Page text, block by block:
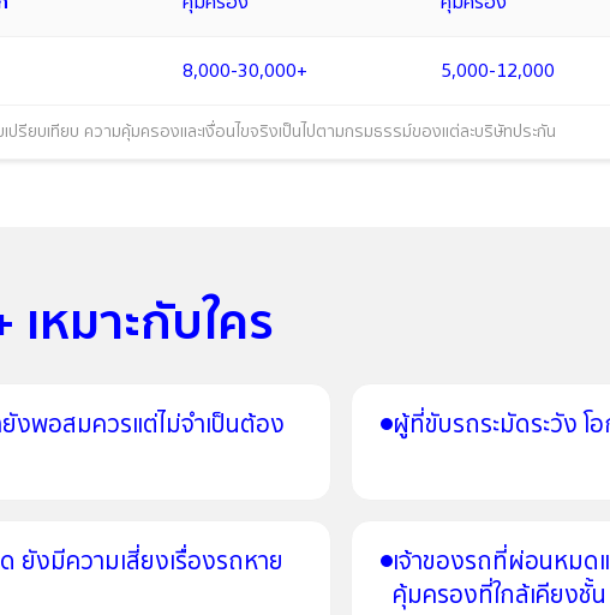
8,000-30,000+ 5,000-12,000
รียบเทียบ ความคุ้มครองและเงื่อนไขจริงเป็นไปตามกรมธรรม์ของแต่ละบริษัทประกัน
หมาะกับใคร
งพอสมควรแต่ไม่จำเป็นต้อง
ผู้ที่ขับรถระมัดระวัง โ
ยังมีความเสี่ยงเรื่องรถหาย
เจ้าของรถที่ผ่อนหมด
คุ้มครองที่ใกล้เคียงชั้